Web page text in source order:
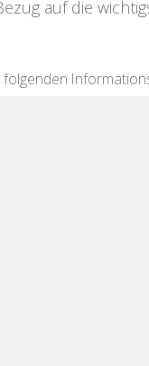
auf die